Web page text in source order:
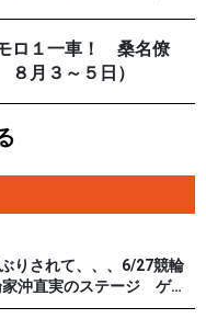
ロ１一車！ 桑名僚
月３～５日）
りされて、、、6/27競輪
沖直実のステージ ゲス
期）後編 #PR #松戸けい